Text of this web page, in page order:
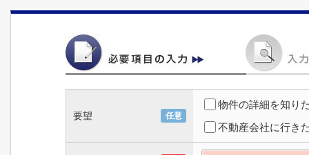
要望 任意
物件の詳細を知り
不動産会社に行き